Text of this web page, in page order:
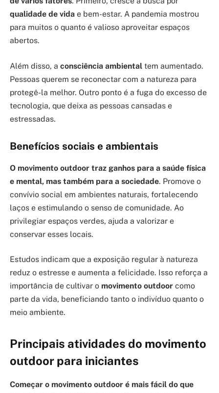
qualidade de vida e bem-estar. A pandemia mostrou
para muitos o quanto é valioso aproveitar espaços
abertos.
Além disso, a consciência ambiental tem aumentado.
Pessoas querem se reconectar com a natureza para
protegê-la melhor. Outro ponto é a fuga do excesso de
tecnologia, que deixa as pessoas cansadas e
estressadas.
Benefícios sociais e ambientais
O movimento outdoor traz ganhos para a saúde física
e mental, mas também para a sociedade. Promove o
convívio social em ambientes naturais, fortalecendo
laços e estimulando o senso de comunidade. Ao
privilegiar espaços verdes, ajuda a valorizar e
conservar esses locais.
Estudos indicam que a exposição regular à natureza
reduz o estresse e aumenta a felicidade. Isso reforça a
importância de cultivar o movimento outdoor como
parte da vida, beneficiando tanto o indivíduo quanto o
meio ambiente.
Principais atividades do movimento
outdoor para iniciantes
Começar o movimento outdoor é mais fácil do que